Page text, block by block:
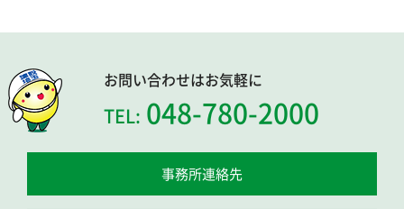
お問い合わせはお気軽に
TEL: 048-780-2000
事務所連絡先